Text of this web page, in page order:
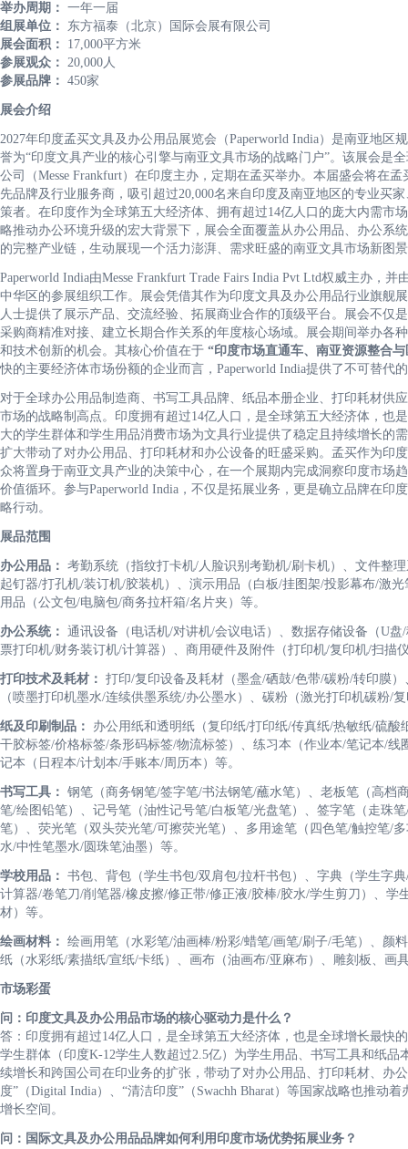
举办周期： 一年一届
组展单位：
东方福泰（北京）国际会展有限公司
展会面积：
17,000平方米
参展观众： 20,000人
参展品牌： 450家
展会介绍
2027年印度孟买文具及办公用品展览会（Paperworld India）是南亚地
誉为“印度文具产业的核心引擎与南亚文具市场的战略门户”。该展会是
公司（Messe Frankfurt）在印度主办，定期在孟买举办。本届盛会将在
先品牌及行业服务商，吸引超过20,000名来自印度及南亚地区的专业买
策者。在印度作为全球第五大经济体、拥有超过14亿人口的庞大内需市
略推动办公环境升级的宏大背景下，展会全面覆盖从办公用品、办公系
的完整产业链，生动展现一个活力澎湃、需求旺盛的南亚文具市场新图
Paperworld India由Messe Frankfurt Trade Fairs India Pvt Ltd权威主办，
中华区的参展组织工作。展会凭借其作为印度文具及办公用品行业旗舰
人士提供了展示产品、交流经验、拓展商业合作的顶级平台。展会不仅
采购商精准对接、建立长期合作关系的年度核心场域。展会期间举办各
和技术创新的机会。其核心价值在于 “印度市场直通车、南亚资源整合
快的主要经济体市场份额的企业而言，Paperworld India提供了不可替代
对于全球办公用品制造商、书写工具品牌、纸品本册企业、打印耗材供
市场的战略制高点。印度拥有超过14亿人口，是全球第五大经济体，也
大的学生群体和学生用品消费市场为文具行业提供了稳定且持续增长的
扩大带动了对办公用品、打印耗材和办公设备的旺盛采购。孟买作为印
众将置身于南亚文具产业的决策中心，在一个展期内完成洞察印度市场
价值循环。参与Paperworld India，不仅是拓展业务，更是确立品牌在
略行动。
展品范围
办公用品： 考勤系统（指纹打卡机/人脸识别考勤机/刷卡机）、文件整
起钉器/打孔机/装订机/胶装机）、演示用品（白板/挂图架/投影幕布/激
用品（公文包/电脑包/商务拉杆箱/名片夹）等。
办公系统： 通讯设备（电话机/对讲机/会议电话）、数据存储设备（U
票打印机/财务装订机/计算器）、商用硬件及附件（打印机/复印机/扫描
打印技术及耗材： 打印/复印设备及耗材（墨盒/硒鼓/色带/碳粉/转印膜
（喷墨打印机墨水/连续供墨系统/办公墨水）、碳粉（激光打印机碳粉/
纸及印刷制品：
办公用纸和透明纸（复印纸/打印纸/传真纸/热敏纸/硫
干胶标签/价格标签/条形码标签/物流标签）、练习本（作业本/笔记本/
记本（日程本/计划本/手账本/周历本）等。
书写工具： 钢笔（商务钢笔/签字笔/书法钢笔/蘸水笔）、老板笔（高档
笔/绘图铅笔）、记号笔（油性记号笔/白板笔/光盘笔）、签字笔（走珠
笔）、荧光笔（双头荧光笔/可擦荧光笔）、多用途笔（四色笔/触控笔/
水/中性笔墨水/圆珠笔油墨）等。
学校用品： 书包、背包（学生书包/双肩包/拉杆书包）、字典（学生字
计算器/卷笔刀/削笔器/橡皮擦/修正带/修正液/胶棒/胶水/学生剪刀）、
材）等。
绘画材料： 绘画用笔（水彩笔/油画棒/粉彩/蜡笔/画笔/刷子/毛笔）、颜
纸（水彩纸/素描纸/宣纸/卡纸）、画布（油画布/亚麻布）、雕刻板、画
市场彩蛋
问：印度文具及办公用品市场的核心驱动力是什么？
答：印度拥有超过14亿人口，是全球第五大经济体，也是全球增长最快
学生群体（印度K-12学生人数超过2.5亿）为学生用品、书写工具和纸
续增长和跨国公司在印业务的扩张，带动了对办公用品、打印耗材、办
度”（Digital India）、“清洁印度”（Swachh Bharat）等国家战略也推动
增长空间。
问：国际文具及办公用品品牌如何利用印度市场优势拓展业务？